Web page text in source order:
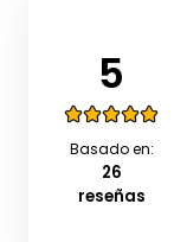
5
Basado en:
26
reseñas